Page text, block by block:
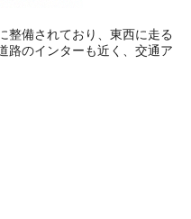
整備されており、東西に走る
路のインターも近く、交通ア